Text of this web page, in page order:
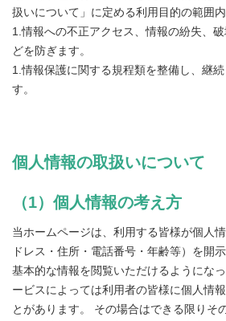
扱いについて」に定める利用目的の範囲内
1.情報への不正アクセス、情報の紛失、
どを防ぎます。
1.情報保護に関する規程類を整備し、継
す。
個人情報の取扱いについて
（1）個人情報の考え方
当ホームページは、利用する皆様が個人
ドレス・住所・電話番号・年齢等）を開
基本的な情報を閲覧いただけるようにな
ービスによっては利用者の皆様に個人情
とがあります。 その場合はできる限りそ